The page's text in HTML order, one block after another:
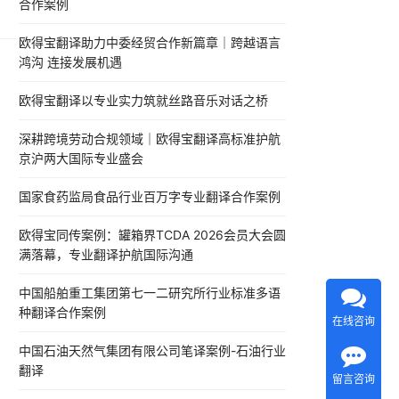
合作案例
欧得宝翻译助力中委经贸合作新篇章｜跨越语言
鸿沟 连接发展机遇
欧得宝翻译以专业实力筑就丝路音乐对话之桥
深耕跨境劳动合规领域｜欧得宝翻译高标准护航
京沪两大国际专业盛会
国家食药监局食品行业百万字专业翻译合作案例
欧得宝同传案例：罐箱界TCDA 2026会员大会圆
满落幕，专业翻译护航国际沟通
中国船舶重工集团第七一二研究所行业标准多语
种翻译合作案例
中国石油天然气集团有限公司笔译案例-石油行业
翻译
在线咨询
留言咨询